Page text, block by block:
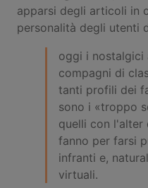
apparsi degli articoli in
personalità degli utenti
oggi i nostalgici
compagni di
tanti profili dei
sono i «troppo
quelli con l'alter
fanno per farsi
infranti e,
virtuali.